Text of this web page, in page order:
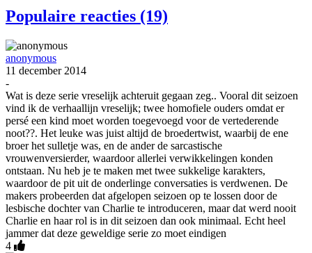
Populaire reacties (19)
anonymous
11 december 2014
-
Wat is deze serie vreselijk achteruit gegaan zeg.. Vooral dit seizoen
vind ik de verhaallijn vreselijk; twee homofiele ouders omdat er
persé een kind moet worden toegevoegd voor de vertederende
noot??. Het leuke was juist altijd de broedertwist, waarbij de ene
broer het sulletje was, en de ander de sarcastische
vrouwenversierder, waardoor allerlei verwikkelingen konden
ontstaan. Nu heb je te maken met twee sukkelige karakters,
waardoor de pit uit de onderlinge conversaties is verdwenen. De
makers probeerden dat afgelopen seizoen op te lossen door de
lesbische dochter van Charlie te introduceren, maar dat werd nooit
Charlie en haar rol is in dit seizoen dan ook minimaal. Echt heel
jammer dat deze geweldige serie zo moet eindigen
4